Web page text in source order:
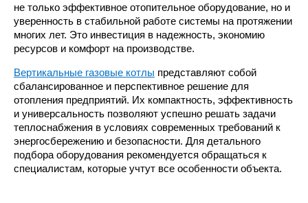
не только эффективное отопительное оборудование, но и
уверенность в стабильной работе системы на протяжении
многих лет. Это инвестиция в надежность, экономию
ресурсов и комфорт на производстве.
Вертикальные газовые котлы представляют собой
сбалансированное и перспективное решение для
отопления предприятий. Их компактность, эффективность
и универсальность позволяют успешно решать задачи
теплоснабжения в условиях современных требований к
энергосбережению и безопасности. Для детального
подбора оборудования рекомендуется обращаться к
специалистам, которые учтут все особенности объекта.